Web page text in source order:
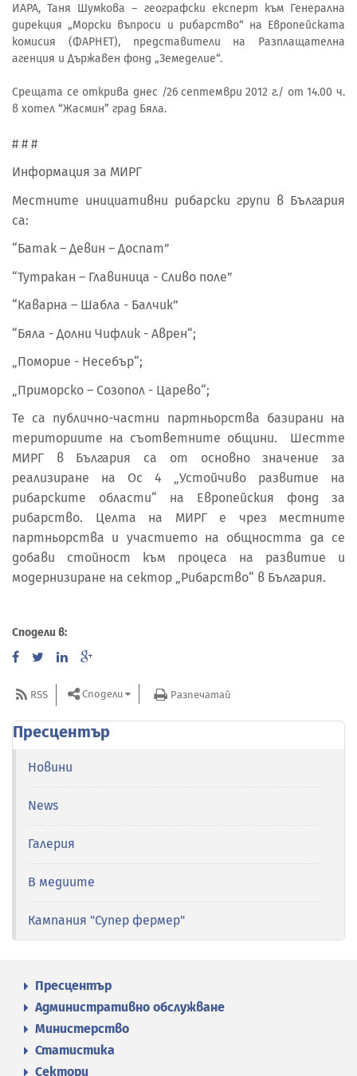
ИАРА, Таня Шумкова – географски експерт към Генерална
дирекция „Морски въпроси и рибарство“ на Европейската
комисия (ФАРНЕТ), представители на Разплащателна
агенция и Държавен фонд „Земеделие“.
Срещата се открива днес /26 септември 2012 г./ от 14.00 ч.
в хотел “Жасмин” град Бяла.
# # #
Информация за МИРГ
Местните инициативни рибарски групи в България
са:
“Батак – Девин – Доспат”
“Тутракан – Главиница - Сливо поле”
“Каварна – Шабла - Балчик”
“Бяла - Долни Чифлик - Аврен“;
„Поморие - Несебър“;
„Приморско – Созопол - Царево“;
Те са публично-частни партньорства базирани на
териториите на съответните общини. Шестте
МИРГ в България са от основно значение за
реализиране на Ос 4 „Устойчиво развитие на
рибарските области“ на Европейския фонд за
рибарство. Целта на МИРГ е чрез местните
партньорства и участието на общността да се
добави стойност към процеса на развитие и
модернизиране на сектор „Рибарство“ в България.
Сподели в:
RSS Сподели Разпечатай
Пресцентър
Новини
News
Галерия
В медиите
Кампания "Супер фермер"
Пресцентър
Административно обслужване
Министерство
Статистика
Сектори